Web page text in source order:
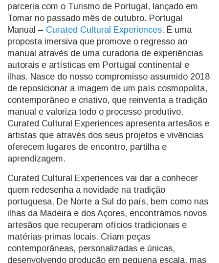
parceria com o Turismo de Portugal, lançado em
Tomar no passado mês de outubro. Portugal
Manual – Curated Cultural Experiences. É uma
proposta imersiva que promove o regresso ao
manual através de uma curadoria de experiências
autorais e artísticas em Portugal continental e
ilhas. Nasce do nosso compromisso assumido 2018
de reposicionar a imagem de um país cosmopolita,
contemporâneo e criativo, que reinventa a tradição
manual e valoriza todo o processo produtivo.
Curated Cultural Experiences apresenta artesãos e
artistas que através dos seus projetos e vivências
oferecem lugares de encontro, partilha e
aprendizagem.
Curated Cultural Experiences vai dar a conhecer
quem redesenha a novidade na tradição
portuguesa. De Norte a Sul do país, bem como nas
ilhas da Madeira e dos Açores, encontrámos novos
artesãos que recuperam ofícios tradicionais e
matérias-primas locais. Criam peças
contemporâneas, personalizadas e únicas,
desenvolvendo produção em pequena escala, mas